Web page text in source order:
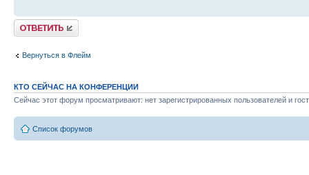
Ответить
Вернуться в Флейм
КТО СЕЙЧАС НА КОНФЕРЕНЦИИ
Сейчас этот форум просматривают: нет зарегистрированных пользователей и
Список форумов